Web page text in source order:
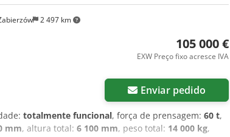
acordo com o cliente e suas exigências.
2 497 km
105 000 €
EXW Preço fixo acresce IVA
Enviar pedido
totalmente funcional, força de prensagem: 60 t,
mm, altura total: 6 100 mm, peso total: 14 000 kg,